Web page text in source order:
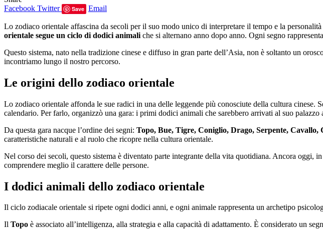
Facebook Twitter Save Email
Lo zodiaco orientale affascina da secoli per il suo modo unico di interpretare il tempo e la
orientale segue un ciclo di dodici animali che si alternano anno dopo anno. Ogni segno
Questo sistema, nato nella tradizione cinese e diffuso in gran parte dell’Asia, non è soltanto un
incontriamo lungo il nostro percorso.
Le origini dello zodiaco orientale
Lo zodiaco orientale affonda le sue radici in una delle leggende più conosciute della cultura
calendario. Per farlo, organizzò una gara: i primi dodici animali che sarebbero arrivati al suo
Da questa gara nacque l’ordine dei segni: Topo, Bue, Tigre, Coniglio, Drago, Serpente, Cavallo,
caratteristiche naturali e al ruolo che ricopre nella cultura orientale.
Nel corso dei secoli, questo sistema è diventato parte integrante della vita quotidiana. Ancora oggi, in
comprendere meglio il carattere delle persone.
I dodici animali dello zodiaco orientale
Il ciclo zodiacale orientale si ripete ogni dodici anni, e ogni animale rappresenta un archetipo
Il Topo è associato all’intelligenza, alla strategia e alla capacità di adattamento. È considerato un